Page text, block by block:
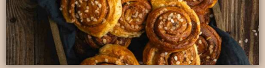
CINNAMON ROLLS SUÉDOIS
15 octobre 2023